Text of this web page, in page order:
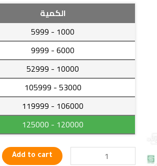
الكمية
1000
- 5999
6000
- 9999
10000
- 52999
53000
- 105999
106000
- 119999
120000
- 125000
مفتاح
كهربائي
من
السيراميك
شكل
دائرة
الحائط
quantity
Add to cart